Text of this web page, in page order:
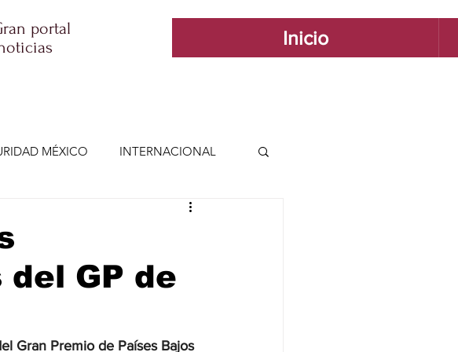
portal
Inicio
MÉXICO INTERNACIONAL
ECONOMÍA INTERNACIONAL
VIDA Y ESTILO
JALISCO-GUADALAJARA
GP de
Gran Premio de Países Bajos